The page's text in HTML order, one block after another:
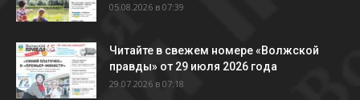
05.08.2026 в 07:39
Читайте в свежем номере «Волжской
правды» от 29 июля 2026 года
29.07.2026 в 07:18